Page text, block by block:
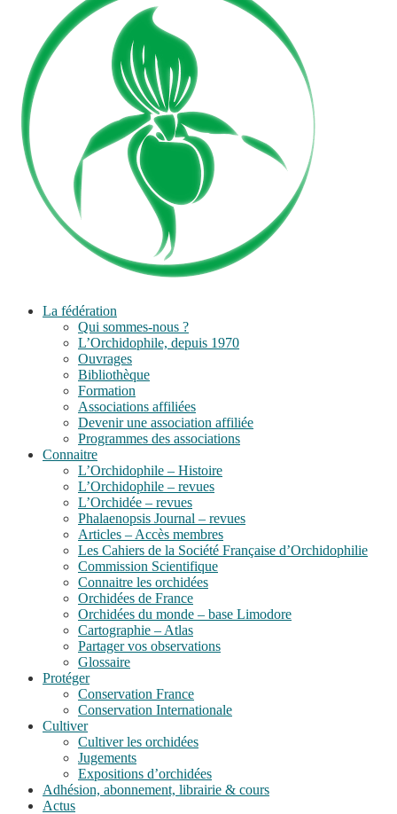
La fédération
Qui sommes-nous ?
L’Orchidophile, depuis 1970
Ouvrages
Bibliothèque
Formation
Associations affiliées
Devenir une association affiliée
Programmes des associations
Connaitre
L’Orchidophile – Histoire
L’Orchidophile – revues
L’Orchidée – revues
Phalaenopsis Journal – revues
Articles – Accès membres
Les Cahiers de la Société Française d’Orchidophilie
Commission Scientifique
Connaitre les orchidées
Orchidées de France
Orchidées du monde – base Limodore
Cartographie – Atlas
Partager vos observations
Glossaire
Protéger
Conservation France
Conservation Internationale
Cultiver
Cultiver les orchidées
Jugements
Expositions d’orchidées
Adhésion, abonnement, librairie & cours
Actus